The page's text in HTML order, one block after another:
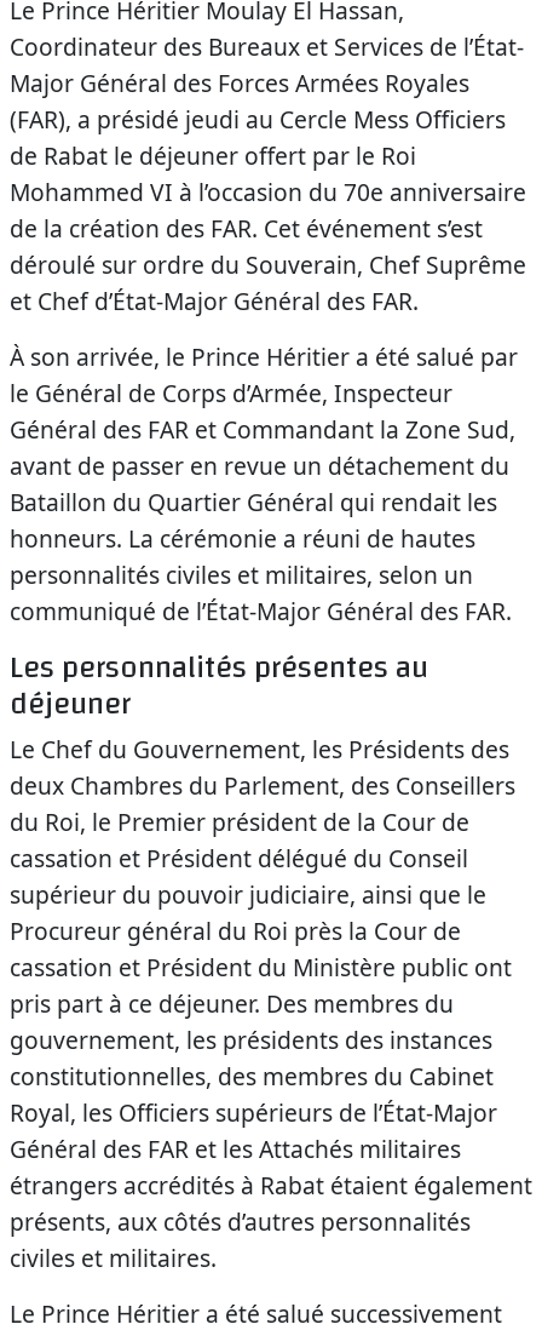
Le Prince Héritier Moulay El Hassan,
Coordinateur des Bureaux et Services de l’État-
Major Général des Forces Armées Royales
(FAR), a présidé jeudi au Cercle Mess Officiers
de Rabat le déjeuner offert par le Roi
Mohammed VI à l’occasion du 70e anniversaire
de la création des FAR. Cet événement s’est
déroulé sur ordre du Souverain, Chef Suprême
et Chef d’État-Major Général des FAR.
À son arrivée, le Prince Héritier a été salué par
le Général de Corps d’Armée, Inspecteur
Général des FAR et Commandant la Zone Sud,
avant de passer en revue un détachement du
Bataillon du Quartier Général qui rendait les
honneurs. La cérémonie a réuni de hautes
personnalités civiles et militaires, selon un
communiqué de l’État-Major Général des FAR.
Les personnalités présentes au
déjeuner
Le Chef du Gouvernement, les Présidents des
deux Chambres du Parlement, des Conseillers
du Roi, le Premier président de la Cour de
cassation et Président délégué du Conseil
supérieur du pouvoir judiciaire, ainsi que le
Procureur général du Roi près la Cour de
cassation et Président du Ministère public ont
pris part à ce déjeuner. Des membres du
gouvernement, les présidents des instances
constitutionnelles, des membres du Cabinet
Royal, les Officiers supérieurs de l’État-Major
Général des FAR et les Attachés militaires
étrangers accrédités à Rabat étaient également
présents, aux côtés d’autres personnalités
civiles et militaires.
Le Prince Héritier a été salué successivement